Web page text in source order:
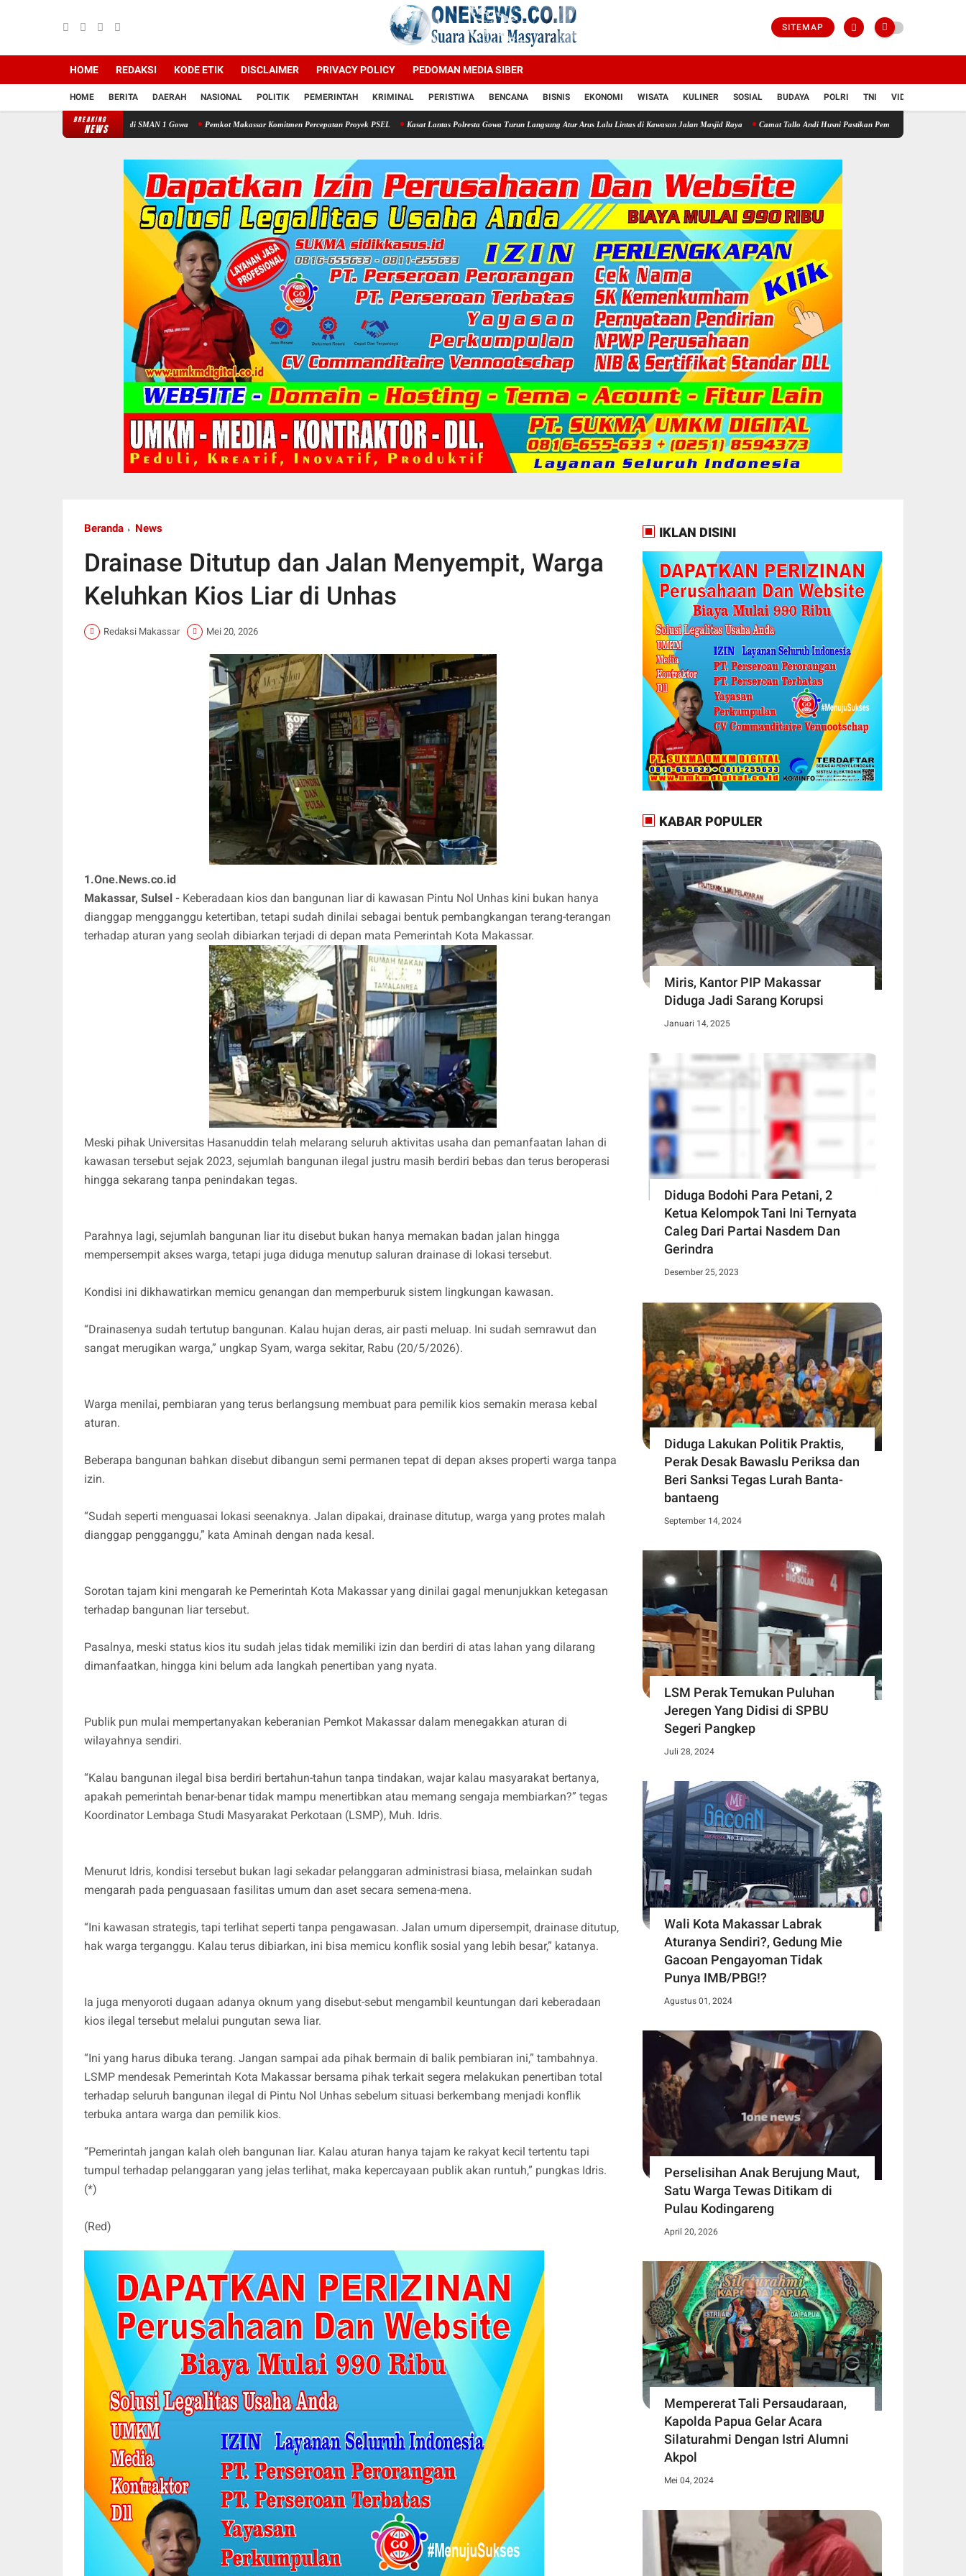
SITEMAP
HOME REDAKSI KODE ETIK DISCLAIMER PRIVACY POLICY PEDOMAN MEDIA SIBER
HOME BERITA DAERAH NASIONAL POLITIK PEMERINTAH KRIMINAL PERISTIWA BENCANA BISNIS EKONOMI WISATA KULINER SOSIAL BUDAYA POLRI TNI VIDIO
BREAKING
NEWS
Taat Lalu Lintas di SMAN 1 Gowa Pemkot Makassar Komitmen Percepatan Proyek PSEL Kasat Lantas Polresta Gowa Turun Langsung Atur Arus Lalu Lintas di Kawasan Jalan Masjid Raya Camat Tallo Andi Husni Pastikan Pemilahan Sampah di Kawasan Pasar
Beranda News
Drainase Ditutup dan Jalan Menyempit, Warga
Keluhkan Kios Liar di Unhas
Redaksi Makassar Mei 20, 2026
1.One.News.co.id
Makassar, Sulsel - Keberadaan kios dan bangunan liar di kawasan Pintu Nol Unhas kini bukan hanya
dianggap mengganggu ketertiban, tetapi sudah dinilai sebagai bentuk pembangkangan terang-terangan
terhadap aturan yang seolah dibiarkan terjadi di depan mata Pemerintah Kota Makassar.
Meski pihak Universitas Hasanuddin telah melarang seluruh aktivitas usaha dan pemanfaatan lahan di
kawasan tersebut sejak 2023, sejumlah bangunan ilegal justru masih berdiri bebas dan terus beroperasi
hingga sekarang tanpa penindakan tegas.
Parahnya lagi, sejumlah bangunan liar itu disebut bukan hanya memakan badan jalan hingga
mempersempit akses warga, tetapi juga diduga menutup saluran drainase di lokasi tersebut.
Kondisi ini dikhawatirkan memicu genangan dan memperburuk sistem lingkungan kawasan.
“Drainasenya sudah tertutup bangunan. Kalau hujan deras, air pasti meluap. Ini sudah semrawut dan
sangat merugikan warga,” ungkap Syam, warga sekitar, Rabu (20/5/2026).
Warga menilai, pembiaran yang terus berlangsung membuat para pemilik kios semakin merasa kebal
aturan.
Beberapa bangunan bahkan disebut dibangun semi permanen tepat di depan akses properti warga tanpa
izin.
“Sudah seperti menguasai lokasi seenaknya. Jalan dipakai, drainase ditutup, warga yang protes malah
dianggap pengganggu,” kata Aminah dengan nada kesal.
Sorotan tajam kini mengarah ke Pemerintah Kota Makassar yang dinilai gagal menunjukkan ketegasan
terhadap bangunan liar tersebut.
Pasalnya, meski status kios itu sudah jelas tidak memiliki izin dan berdiri di atas lahan yang dilarang
dimanfaatkan, hingga kini belum ada langkah penertiban yang nyata.
Publik pun mulai mempertanyakan keberanian Pemkot Makassar dalam menegakkan aturan di
wilayahnya sendiri.
“Kalau bangunan ilegal bisa berdiri bertahun-tahun tanpa tindakan, wajar kalau masyarakat bertanya,
apakah pemerintah benar-benar tidak mampu menertibkan atau memang sengaja membiarkan?” tegas
Koordinator Lembaga Studi Masyarakat Perkotaan (LSMP), Muh. Idris.
Menurut Idris, kondisi tersebut bukan lagi sekadar pelanggaran administrasi biasa, melainkan sudah
mengarah pada penguasaan fasilitas umum dan aset secara semena-mena.
“Ini kawasan strategis, tapi terlihat seperti tanpa pengawasan. Jalan umum dipersempit, drainase ditutup,
hak warga terganggu. Kalau terus dibiarkan, ini bisa memicu konflik sosial yang lebih besar,” katanya.
Ia juga menyoroti dugaan adanya oknum yang disebut-sebut mengambil keuntungan dari keberadaan
kios ilegal tersebut melalui pungutan sewa liar.
“Ini yang harus dibuka terang. Jangan sampai ada pihak bermain di balik pembiaran ini,” tambahnya.
LSMP mendesak Pemerintah Kota Makassar bersama pihak terkait segera melakukan penertiban total
terhadap seluruh bangunan ilegal di Pintu Nol Unhas sebelum situasi berkembang menjadi konflik
terbuka antara warga dan pemilik kios.
“Pemerintah jangan kalah oleh bangunan liar. Kalau aturan hanya tajam ke rakyat kecil tertentu tapi
tumpul terhadap pelanggaran yang jelas terlihat, maka kepercayaan publik akan runtuh,” pungkas Idris.
(*)
(Red)
IKLAN DISINI
KABAR POPULER
Miris, Kantor PIP Makassar
Diduga Jadi Sarang Korupsi
Januari 14, 2025
Diduga Bodohi Para Petani, 2
Ketua Kelompok Tani Ini Ternyata
Caleg Dari Partai Nasdem Dan
Gerindra
Desember 25, 2023
Diduga Lakukan Politik Praktis,
Perak Desak Bawaslu Periksa dan
Beri Sanksi Tegas Lurah Banta-
bantaeng
September 14, 2024
LSM Perak Temukan Puluhan
Jeregen Yang Didisi di SPBU
Segeri Pangkep
Juli 28, 2024
Wali Kota Makassar Labrak
Aturanya Sendiri?, Gedung Mie
Gacoan Pengayoman Tidak
Punya IMB/PBG!?
Agustus 01, 2024
Perselisihan Anak Berujung Maut,
Satu Warga Tewas Ditikam di
Pulau Kodingareng
April 20, 2026
Mempererat Tali Persaudaraan,
Kapolda Papua Gelar Acara
Silaturahmi Dengan Istri Alumni
Akpol
Mei 04, 2024